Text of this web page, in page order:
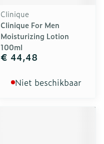
Clinique
Clinique For Men
Moisturizing Lotion
100ml
€ 44,48
Niet beschikbaar